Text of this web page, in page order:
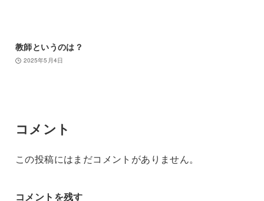
教師というのは？
2025年5月4日
コメント
この投稿にはまだコメントがありません。
コメントを残す